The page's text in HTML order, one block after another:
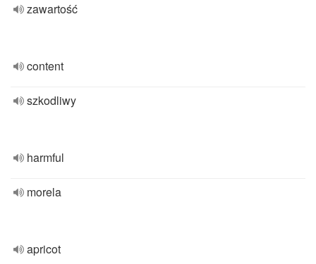
zawartość
content
szkodliwy
harmful
morela
apricot